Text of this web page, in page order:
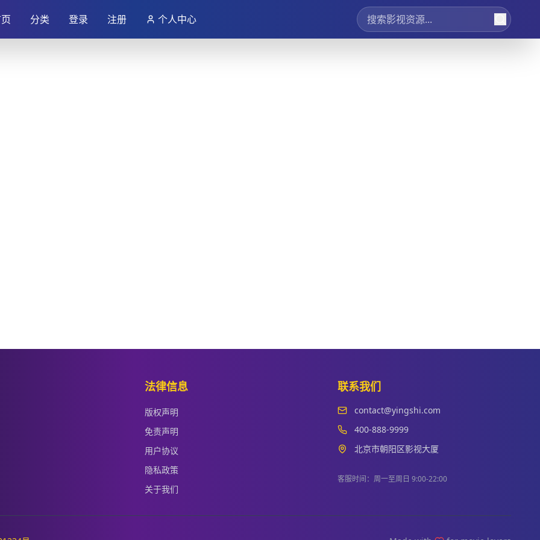
分类 登录 注册 个人中心
法律信息
版权声明
免责声明
用户协议
隐私政策
关于我们
联系我们
contact@yingshi.com
400-888-9999
北京市朝阳区影视大厦
客服时间：周一至周日 9:00-22:00